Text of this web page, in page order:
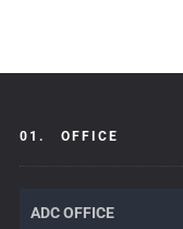
01. OFFICE
ADC OFFICE